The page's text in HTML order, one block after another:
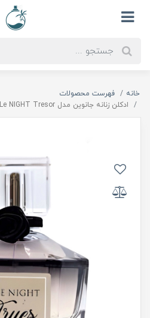
خانه
فهرست محصولات
ادكلن زنانه جانوين مدل Le NIGHT Tresor|له نايت تروز